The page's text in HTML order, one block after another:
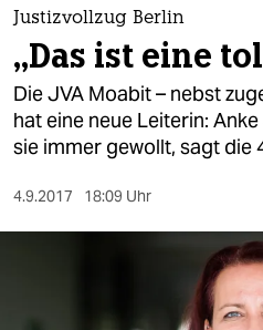
themen
politik
öko
gesellschaft
Justizvollzug Berlin
„Das ist eine
Die JVA Moabit – nebst
hat eine neue Leiterin:
sie immer gewollt, sagt die
4.9.2017 18:09 Uhr